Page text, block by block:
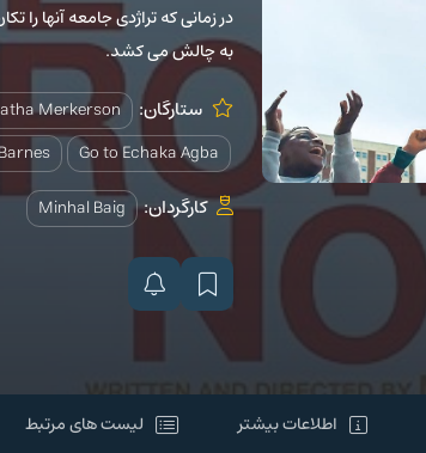
در زمانی که تراژدی جامعه آنها
به چالش می کشد.
ستارگان: Merkerson
Go to Echaka Agba
کارگردان: Minhal Baig
اطلاعات بیشتر لیست های مرتبط